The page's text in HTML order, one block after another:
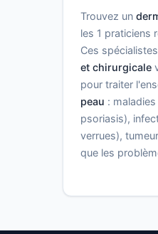
Trouvez un
les 1 praticiens
Ces
et chirurgicale
pour traiter
peau :
psoriasis),
verrues),
que les